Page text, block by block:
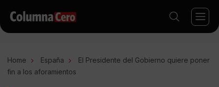
Home España
El Presidente del Gobierno quiere poner
fin a los aforamientos